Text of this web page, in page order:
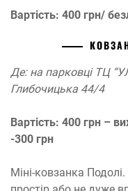
Вартість: 400 грн/
Де: на парковці ТЦ
Глибочицька 44/4
Вартість: 400 грн –
-300 грн
Міні-ковзанка